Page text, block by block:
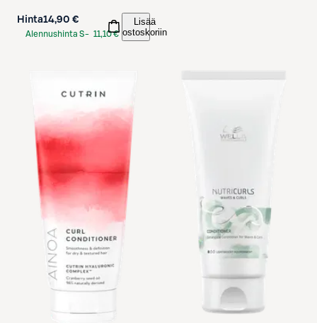
Hinta14,90 €
Alennushinta S- 11,10 €
Lisää
ostoskoriin